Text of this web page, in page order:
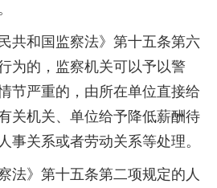
共和国监察法》第十五条第六
为的，监察机关可以予以警
节严重的，由所在单位直接给
关机关、单位给予降低薪酬待
事关系或者劳动关系等处理。
法》第十五条第二项规定的人